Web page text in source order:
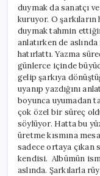
duymak da sanatçı
kuruyor. O
duymak tahmin
anlatırken de
hatırlattı. Yazma
günlerce içinde
gelip şarkıya
uyanıp yazdığını
boyunca uyumadan
çok özel bir süreç
söylüyor. Hatta bu
üretme kısmına
sadece ortaya çıkan
kendisi. Albümün
aslında. Şarkılarla